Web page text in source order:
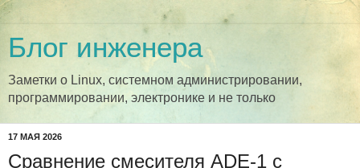
Блог инженера
Заметки о Linux, системном администрировании,
программировании, электронике и не только
17 МАЯ 2026
Сравнение смесителя ADE-1 с